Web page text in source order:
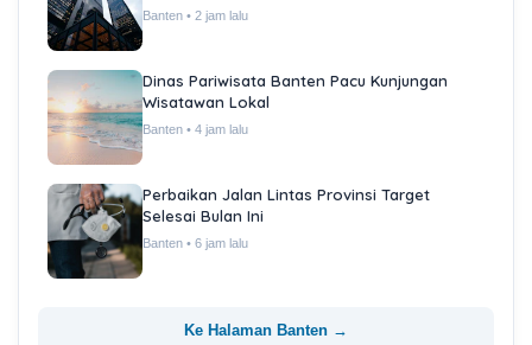
Banten • 2 jam lalu
Dinas Pariwisata Banten Pacu Kunjungan
Wisatawan Lokal
Banten • 4 jam lalu
Perbaikan Jalan Lintas Provinsi Target
Selesai Bulan Ini
Banten • 6 jam lalu
Ke Halaman Banten →